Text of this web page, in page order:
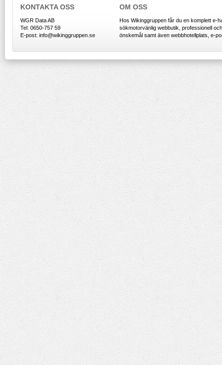
KONTAKTA OSS
WGR Data AB
Tel: 0650-757 59
E-post: info@wikinggruppen.se
OM OSS
Hos Wikinggruppen får du en komplett e-
sökmotorvänlig webbutik, professionell
önskemål samt även webbhotellplats, e-